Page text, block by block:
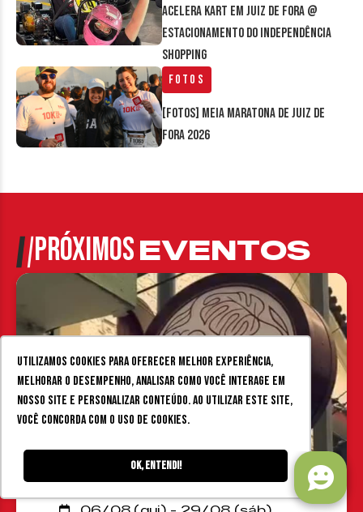
Utilizamos cookies para oferecer melhor experiência,
melhorar o desempenho, analisar como você interage em
nosso site e personalizar conteúdo. Ao utilizar este site,
você concorda com o uso de cookies.
Ok, entendi!
Acelera Kart em Juiz de Fora @
estacionamento do Independência
Shopping
Fotos
[FOTOS] Meia Maratona de Juiz de
Fora 2026
PRÓXIMOSEVENTOS
EVENTOS